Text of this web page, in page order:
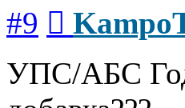
#9
УПС/АБС